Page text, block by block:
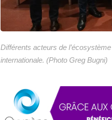
Différents acteurs de
internationale. (Photo Greg Bugni)